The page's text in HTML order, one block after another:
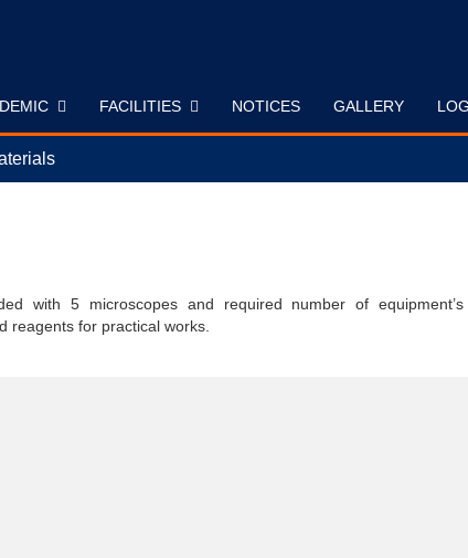
FACILITIES NOTICES GALLERY
with 5 microscopes and required number of
reagents for practical works.